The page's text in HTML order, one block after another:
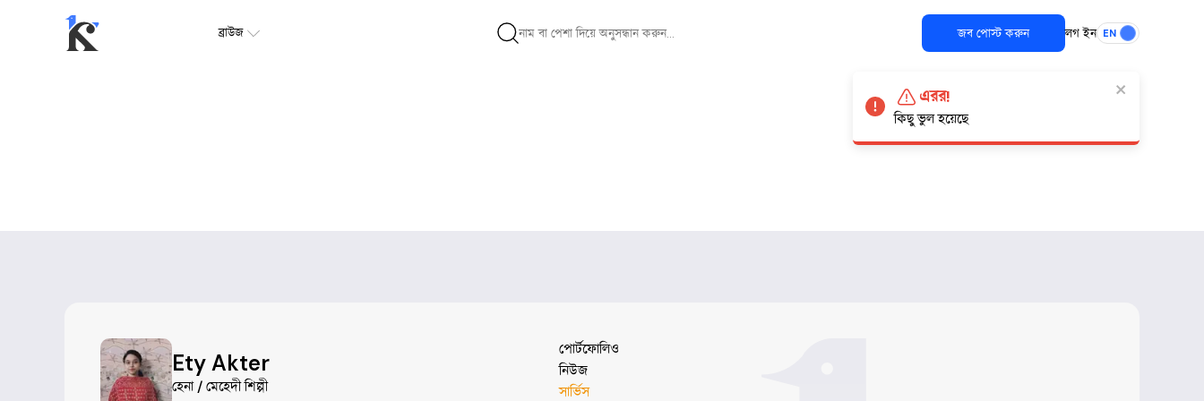
ব্রাউজ জব পোস্ট করুন লগ ইন EN
Ety Akter
হেনা / মেহেদী শিল্পী
পোর্টফোলিও
নিউজ
সার্ভিস
এরর!
কিছু ভুল হয়েছে